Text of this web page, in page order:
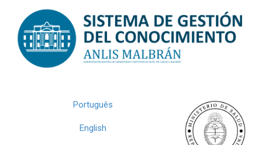
navigation
Português
English